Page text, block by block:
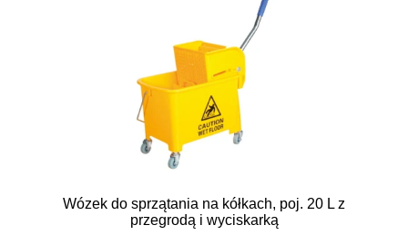
Wózek do sprzątania na kółkach, poj. 20 L z
przegrodą i wyciskarką